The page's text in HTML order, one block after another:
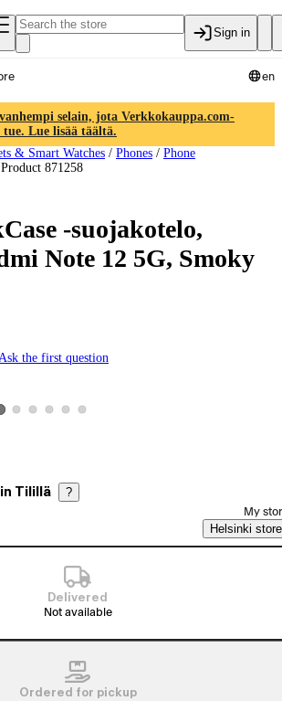
Sign in
en
selain, jota Verkkokauppa.com-
tue. Lue lisää täältä.
& Smart Watches / Phones / Phone
Product 871258
-suojakotelo,
Note 12 5G, Smoky
Ask the first question
and videos
View product image 1
View product image 2
View product image 3
View product image 4
View product image 5
View product image 6
Tilillä ?
My
Helsinki store
Delivered
Not available
Ordered for pickup